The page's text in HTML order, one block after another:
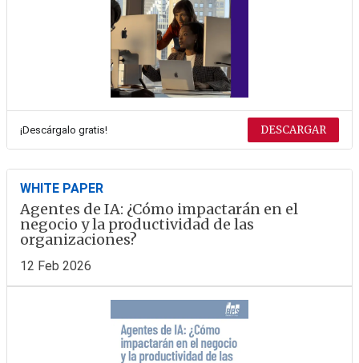
¡Descárgalo gratis! DESCARGAR
WHITE PAPER
Agentes de IA: ¿Cómo impactarán en el
negocio y la productividad de las
organizaciones?
12 Feb 2026